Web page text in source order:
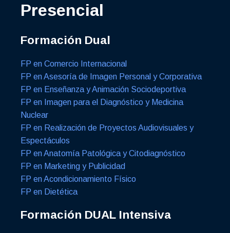
Presencial
Formación Dual
FP en Comercio Internacional
FP en Asesoría de Imagen Personal y Corporativa
FP en Enseñanza y Animación Sociodeportiva
FP en Imagen para el Diagnóstico y Medicina
Nuclear
FP en Realización de Proyectos Audiovisuales y
Espectáculos
FP en Anatomía Patológica y Citodiagnóstico
FP en Marketing y Publicidad
FP en Acondicionamiento Físico
FP en Dietética
Formación DUAL Intensiva